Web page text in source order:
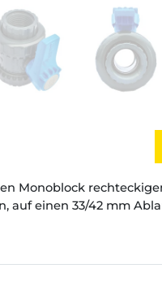
Monoblock
auf einen 33/42 mm